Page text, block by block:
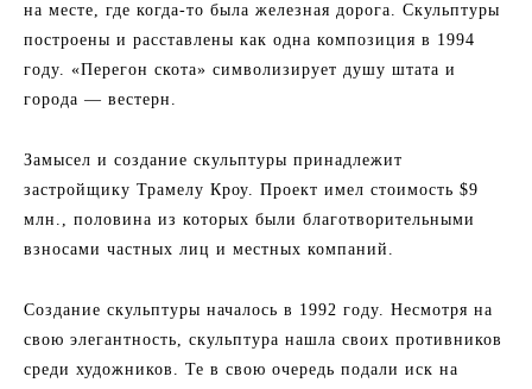
на месте, где когда-то была железная дорога. Скульптуры
построены и расставлены как одна композиция в 1994
году. «Перегон скота» символизирует душу штата и
города — вестерн.
Замысел и создание скульптуры принадлежит
застройщику Трамелу Кроу. Проект имел стоимость $9
млн., половина из которых были благотворительными
взносами частных лиц и местных компаний.
Создание скульптуры началось в 1992 году. Несмотря на
свою элегантность, скульптура нашла своих противников
среди художников. Те в свою очередь подали иск на